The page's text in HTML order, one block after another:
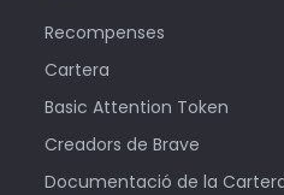
Recompenses
Cartera
Basic Attention Token
Creadors de Brave
Documentació de la